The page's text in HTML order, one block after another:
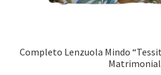
Completo Lenzuola Mindo